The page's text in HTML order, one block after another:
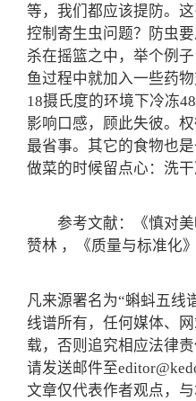
等，我们都应该提防。
控制寄生虫问题？防虫
杀在摇篮之中，举个例
鱼过程中就加入一些药
18摄氏度的环境下冷冻
影响口感，顾此失彼。
最省事。其它的食物也
做菜的时候留点心：洗干
参考文献：《慎对美
赞林 ，《质量与标准化
凡来源署名为“蝌蚪五线
线谱所有，任何媒体、
载，否则追究相应法律
请发送邮件至
文章仅代表作者观点，